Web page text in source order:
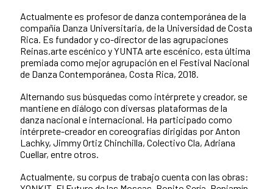
Actualmente es profesor de danza contemporánea de la
compañía Danza Universitaria, de la Universidad de Costa
Rica. Es fundador y co-director de las agrupaciones
Reinas.arte escénico y YUNTA arte escénico, esta última
premiada como mejor agrupación en el Festival Nacional
de Danza Contemporánea, Costa Rica, 2018.
Alternando sus búsquedas como intérprete y creador, se
mantiene en diálogo con diversas plataformas de la
danza nacional e internacional. Ha participado como
intérprete-creador en coreografías dirigidas por Anton
Lachky, Jimmy Ortiz Chinchilla, Colectivo Cla, Adriana
Cuellar, entre otros.
Actualmente, su corpus de trabajo cuenta con las obras: